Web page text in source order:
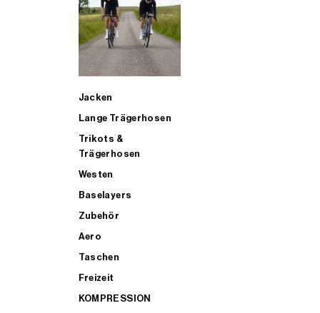
Jacken
Lange Trägerhosen
Trikots &
Trägerhosen
Westen
Baselayers
Zubehör
Aero
Taschen
Freizeit
KOMPRESSION
ALLE TRIATHLONARTIKEL FÜR MÄNNER KAUFEN